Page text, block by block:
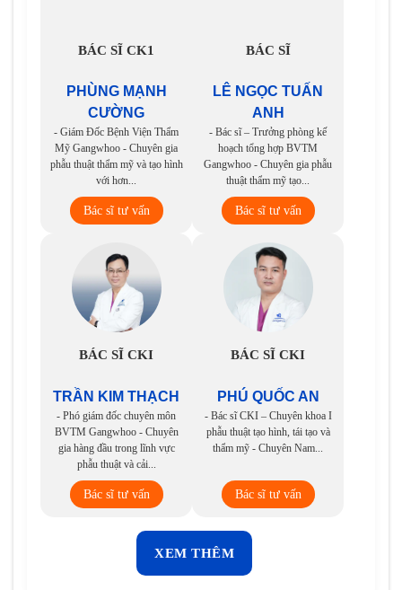
BÁC SĨ CK1
PHÙNG MẠNH
CƯỜNG
- Giám Đốc Bệnh Viện Thẩm
Mỹ Gangwhoo - Chuyên gia
phẫu thuật thẩm mỹ và tạo hình
với hơn...
Bác sĩ tư vấn
BÁC SĨ
LÊ NGỌC TUẤN
ANH
- Bác sĩ – Trưởng phòng kế
hoạch tổng hợp BVTM
Gangwhoo - Chuyên gia phẫu
thuật thẩm mỹ tạo...
Bác sĩ tư vấn
BÁC SĨ CKI
TRẦN KIM THẠCH
- Phó giám đốc chuyên môn
BVTM Gangwhoo - Chuyên
gia hàng đầu trong lĩnh vực
phẫu thuật và cải...
Bác sĩ tư vấn
BÁC SĨ CKI
PHÚ QUỐC AN
- Bác sĩ CKI – Chuyên khoa I
phẫu thuật tạo hình, tái tạo và
thẩm mỹ - Chuyên Nam...
Bác sĩ tư vấn
XEM THÊM